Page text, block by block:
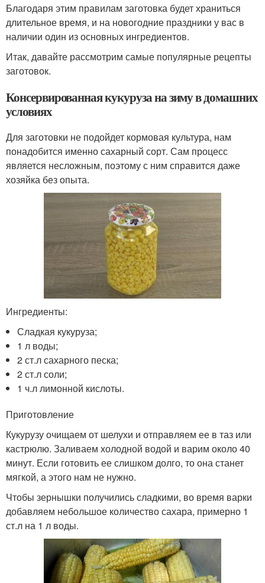
Благодаря этим правилам заготовка будет храниться
длительное время, и на новогодние праздники у вас в
наличии один из основных ингредиентов.
Итак, давайте рассмотрим самые популярные рецепты
заготовок.
Консервированная кукуруза на зиму в домашних
условиях
Для заготовки не подойдет кормовая культура, нам
понадобится именно сахарный сорт. Сам процесс
является несложным, поэтому с ним справится даже
хозяйка без опыта.
Ингредиенты:
Сладкая кукуруза;
1 л воды;
2 ст.л сахарного песка;
2 ст.л соли;
1 ч.л лимонной кислоты.
Приготовление
Кукурузу очищаем от шелухи и отправляем ее в таз или
кастрюлю. Заливаем холодной водой и варим около 40
минут. Если готовить ее слишком долго, то она станет
мягкой, а этого нам не нужно.
Чтобы зернышки получились сладкими, во время варки
добавляем небольшое количество сахара, примерно 1
ст.л на 1 л воды.